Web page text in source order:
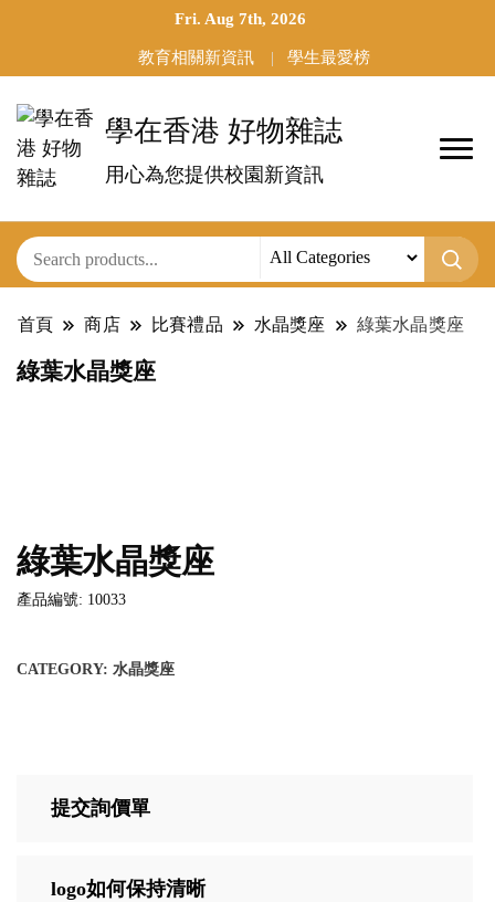
Fri. Aug 7th, 2026
教育相關新資訊 學生最愛榜
學在香港 好物雜誌
用心為您提供校園新資訊
首頁 商店 比賽禮品 水晶獎座 綠葉水晶獎座
綠葉水晶獎座
綠葉水晶獎座
產品編號: 10033
CATEGORY: 水晶獎座
提交詢價單
logo如何保持清晰